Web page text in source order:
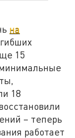
на
15
18
– теперь
работает